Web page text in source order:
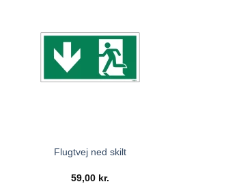
Flugtvej ned skilt
59,00 kr.